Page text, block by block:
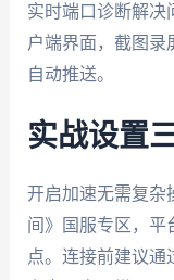
实时端口诊断解决
户端界面，截图录
自动推送。
实战设置
开启加速无需复杂
间》国服专区，平
点。连接前建议通